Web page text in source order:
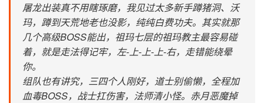
屠龙出装真不用瞎琢磨，我见过太多新手蹲猪洞、沃
玛，蹲到天荒地老也没影，纯纯白费功夫。其实就那
几个高级BOSS能出，祖玛七层的祖玛教主最容易碰
着，就是走法得记牢，左-上-上-上-右，走错能绕晕
你。
组队也有讲究，三四个人刚好，道士别偷懒，全程加
血毒BOSS，战士扛伤害，法师清小怪。赤月恶魔掉